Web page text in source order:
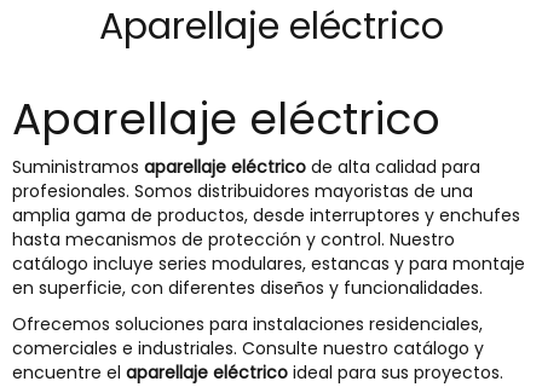
Aparellaje eléctrico
Aparellaje eléctrico
Suministramos aparellaje eléctrico de alta calidad para
profesionales. Somos distribuidores mayoristas de una
amplia gama de productos, desde interruptores y enchufes
hasta mecanismos de protección y control. Nuestro
catálogo incluye series modulares, estancas y para montaje
en superficie, con diferentes diseños y funcionalidades.
Ofrecemos soluciones para instalaciones residenciales,
comerciales e industriales. Consulte nuestro catálogo y
encuentre el aparellaje eléctrico ideal para sus proyectos.